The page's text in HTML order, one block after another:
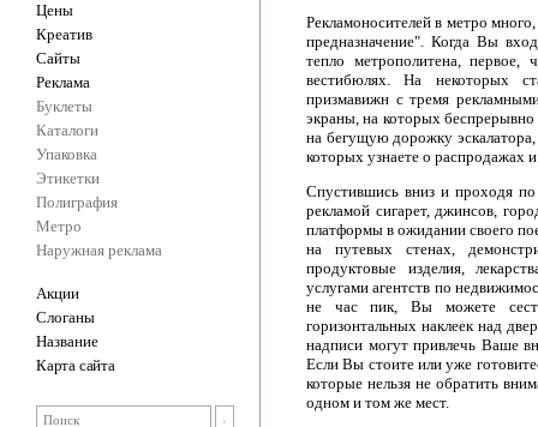
Цены
Креатив
Сайты
Реклама
Буклеты
Каталоги
Упаковка
Этикетки
Полиграфия
Метро
Наружная реклама
Акции
Слоганы
Название
Карта сайта
Рекламоносителей в метро
предназначение". Когда Вы
тепло метрополитена,
вестибюлях. На некоторых
призмавижн с тремя
экраны, на которых
на бегущую дорожку эскалатора,
которых узнаете о распродажах
Спустившись вниз и проходя
рекламой сигарет, джинсов,
платформы в ожидании своего
на путевых стенах,
продуктовые изделия,
услугами агентств по
не час пик, Вы можете
горизонтальных наклеек над
надписи могут привлечь Ваше
Если Вы стоите или уже
которые нельзя не обратить
одном и том же мест.